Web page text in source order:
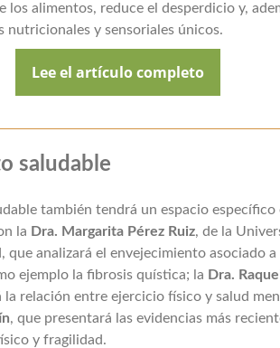
los alimentos, reduce el desperdicio y,
nutricionales y sensoriales únicos.
Lee el artículo completo
saludable
también tendrá un espacio específico
la Dra. Margarita Pérez Ruiz, de la
que analizará el envejecimiento asociado
ejemplo la fibrosis quística; la Dra.
la relación entre ejercicio físico y salud
, que presentará las evidencias más
y fragilidad.